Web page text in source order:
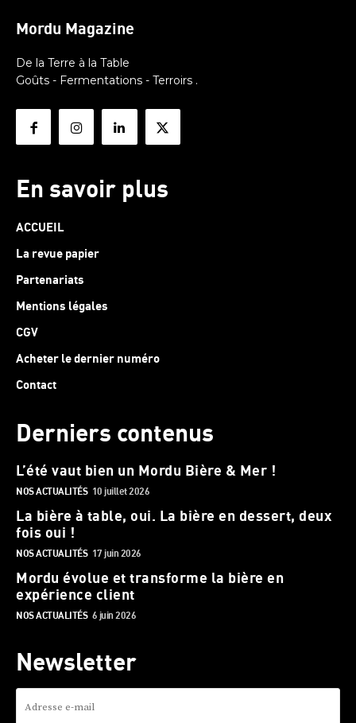
Mordu Magazine
De la Terre à la Table
Goûts - Fermentations - Terroirs .
En savoir plus
ACCUEIL
La revue papier
Partenariats
Mentions légales
CGV
Acheter le dernier numéro
Contact
Derniers contenus
L’été vaut bien un Mordu Bière & Mer !
NOS ACTUALITÉS 10 juillet 2026
La bière à table, oui. La bière en dessert, deux
fois oui !
NOS ACTUALITÉS 17 juin 2026
Mordu évolue et transforme la bière en
expérience client
NOS ACTUALITÉS 6 juin 2026
Newsletter